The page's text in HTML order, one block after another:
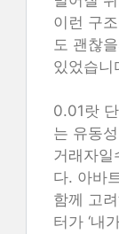
이런 구
도 괜찮
있었습니
0.01랏
는 유동
거래자일
다. 아바
함께 고
터가 ‘내